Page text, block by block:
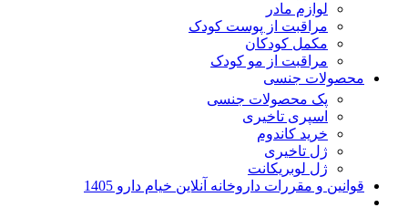
لوازم مادر
مراقبت از پوست کودک
مکمل کودکان
مراقبت از مو کودک
محصولات جنسی
پک محصولات جنسی
اسپری تاخیری
خرید کاندوم
ژل تاخیری
ژل لوبریکانت
قوانین و مقررات داروخانه آنلاین خیام دارو 1405